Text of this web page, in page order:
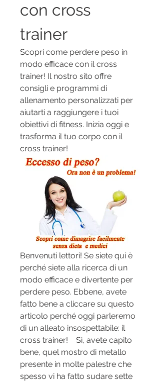
con cross
trainer
Scopri come perdere peso in
modo efficace con il cross
trainer! Il nostro sito offre
consigli e programmi di
allenamento personalizzati per
aiutarti a raggiungere i tuoi
obiettivi di fitness. Inizia oggi e
trasforma il tuo corpo con il
cross trainer!
Benvenuti lettori! Se siete qui è
perché siete alla ricerca di un
modo efficace e divertente per
perdere peso. Ebbene, avete
fatto bene a cliccare su questo
articolo perché oggi parleremo
di un alleato insospettabile: il
cross trainer!    Sì, avete capito
bene, quel mostro di metallo
presente in molte palestre che
spesso vi ha fatto sudare sette